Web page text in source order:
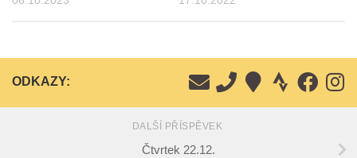
ODKAZY:
DALŠÍ PŘÍSPĚVEK
Čtvrtek 22.12.